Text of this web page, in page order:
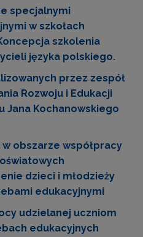
specjalnymi
w szkołach
szkolenia
języka polskiego.
przez zespół
Rozwoju i Edukacji
Jana Kochanowskiego
obszarze współpracy
dzieci i młodzieży
edukacyjnymi
udzielanej uczniom
edukacyjnych